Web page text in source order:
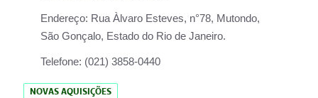
Endereço: Rua Àlvaro Esteves, n°78, Mutondo,
São Gonçalo, Estado do Rio de Janeiro.
Telefone: (021) 3858-0440
NOVAS AQUISIÇÕES